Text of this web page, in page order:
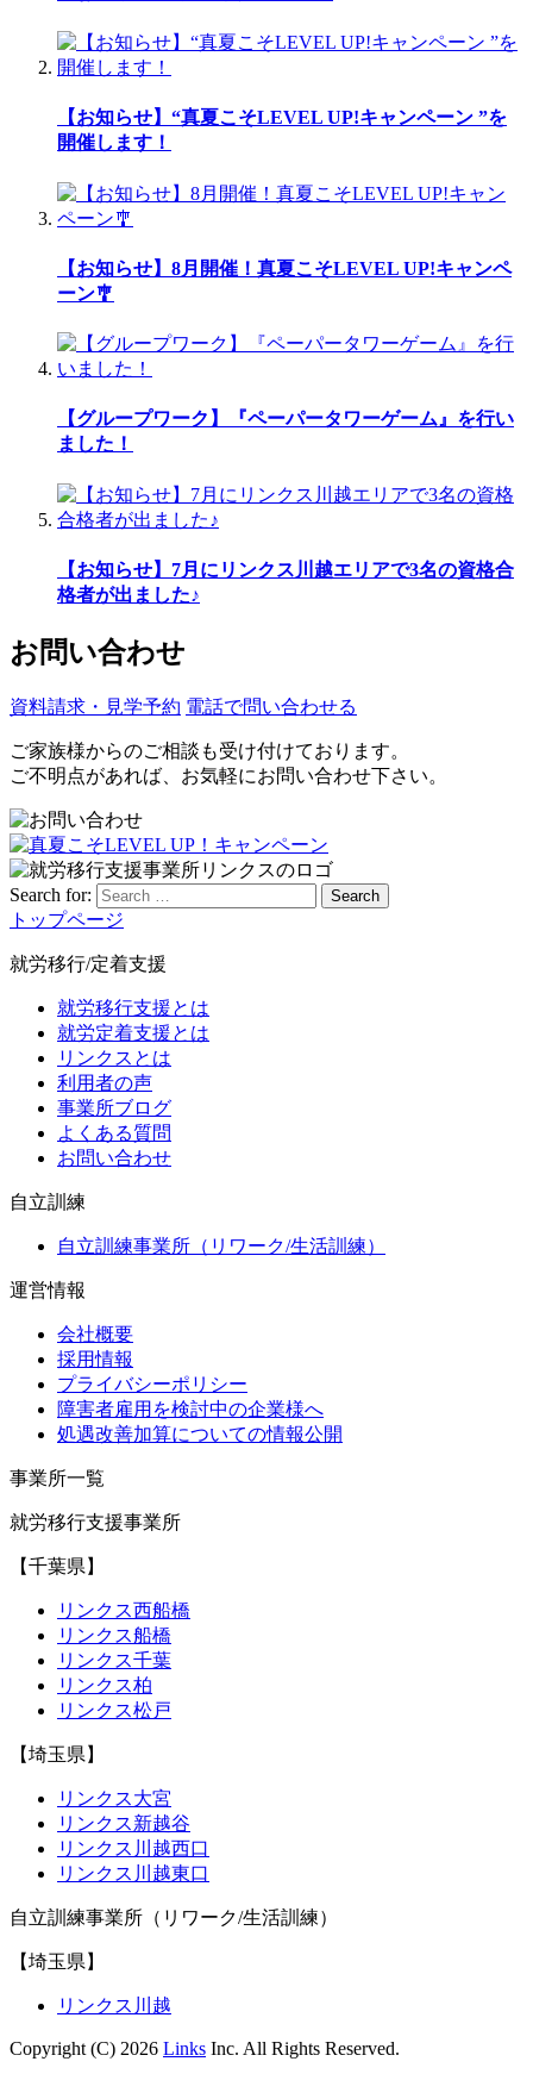
【お知らせ】“真夏こそLEVEL UP!キャンペーン ”を
開催します！
【お知らせ】8月開催！真夏こそLEVEL UP!キャンペ
ーン🎐
【グループワーク】『ペーパータワーゲーム』を行い
ました！
【お知らせ】7月にリンクス川越エリアで3名の資格合
格者が出ました♪
お問い合わせ
資料請求・見学予約 電話で問い合わせる
ご家族様からのご相談も受け付けております。
ご不明点があれば、お気軽にお問い合わせ下さい。
Search for: Search
トップページ
就労移行/定着支援
就労移行支援とは
就労定着支援とは
リンクスとは
利用者の声
事業所ブログ
よくある質問
お問い合わせ
自立訓練
自立訓練事業所（リワーク/生活訓練）
運営情報
会社概要
採用情報
プライバシーポリシー
障害者雇用を検討中の企業様へ
処遇改善加算についての情報公開
事業所一覧
就労移行支援事業所
【千葉県】
リンクス西船橋
リンクス船橋
リンクス千葉
リンクス柏
リンクス松戸
【埼玉県】
リンクス大宮
リンクス新越谷
リンクス川越西口
リンクス川越東口
自立訓練事業所（リワーク/生活訓練）
【埼玉県】
リンクス川越
Copyright (C) 2026 Links Inc. All Rights Reserved.